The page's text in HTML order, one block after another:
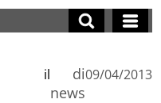
di
news
il 09/04/2013